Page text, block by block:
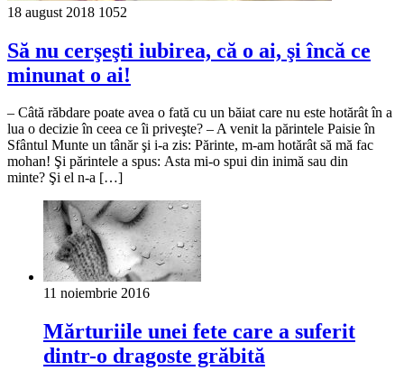
18 august 2018 1052
Să nu cerşeşti iubirea, că o ai, şi încă ce
minunat o ai!
– Câtă răbdare poate avea o fată cu un băiat care nu este hotărât în a
lua o decizie în ceea ce îi priveşte? – A venit la părintele Paisie în
Sfântul Munte un tânăr şi i-a zis: Părinte, m-am hotărât să mă fac
mohan! Şi părintele a spus: Asta mi-o spui din inimă sau din
minte? Şi el n-a […]
11 noiembrie 2016
Mărturiile unei fete care a suferit
dintr-o dragoste grăbită